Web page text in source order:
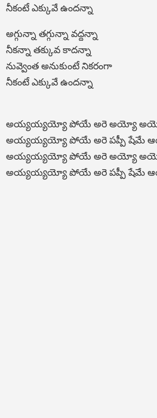
నీకంటే ఎక్కువే ఉందన్నా
అగ్గున్నా తగ్గున్నా వద్దన్నా
నీకన్నా తక్కువ కాదన్నా
నువ్వెంత అనుకుంటే నికరంగా
నీకంటే ఎక్కువే ఉందన్నా
అయ్యయ్యయ్యో పోయే అరె అయ్యో
అయ్యయ్యయ్యో పోయే అరె పప్పీ షేమే
అయ్యయ్యయ్యో పోయే అరె అయ్యో
అయ్యయ్యయ్యో పోయే అరె పప్పీ షేమే